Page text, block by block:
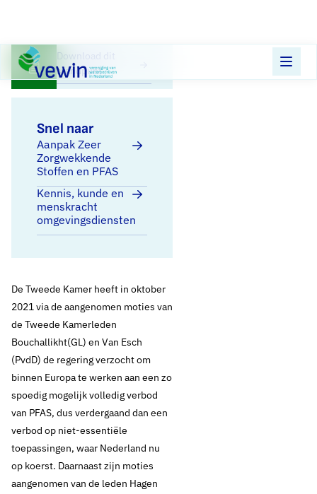
Direct naar content
Terug naar de startpagina
Download dit
standpunt
Snel naar
Aanpak Zeer
Zorgwekkende
Stoffen en PFAS
Kennis, kunde en
menskracht
omgevingsdiensten
De Tweede Kamer heeft in oktober
2021 via de aangenomen moties van
de Tweede Kamerleden
Bouchallikht(GL) en Van Esch
(PvdD) de regering verzocht om
binnen Europa te werken aan een zo
spoedig mogelijk volledig verbod
van PFAS, dus verdergaand dan een
verbod op niet-essentiële
toepassingen, waar Nederland nu
op koerst. Daarnaast zijn moties
aangenomen van de leden Hagen